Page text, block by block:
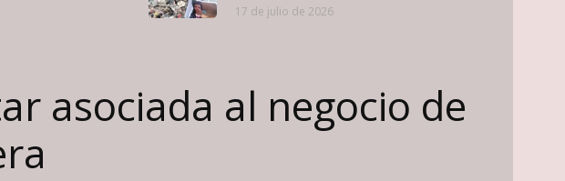
17 de julio de 2026
asociada al negocio de